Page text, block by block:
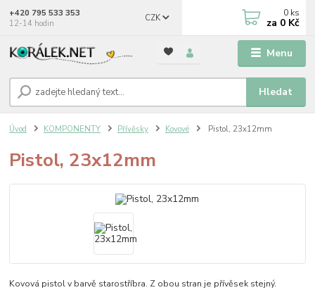
Menu
CZK
Hledat
+420 795 533 353
12-14 hodin
0 ks
za 0 Kč
Úvod KOMPONENTY Přívěsky Kovové Pistol, 23x12mm
Pistol, 23x12mm
Kovová pistol v barvě starostříbra. Z obou stran je přívěsek stejný.